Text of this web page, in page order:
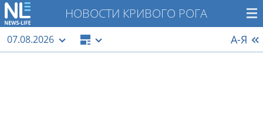
НОВОСТИ КРИВОГО РОГА
07.08.2026 А-Я